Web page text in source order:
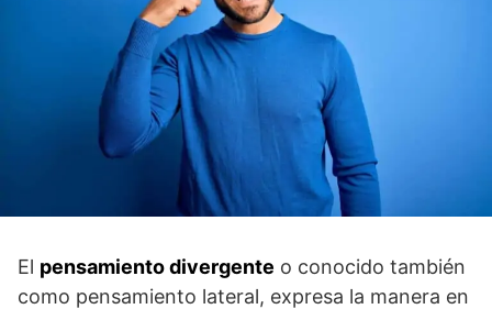
El pensamiento divergente o conocido también
como pensamiento lateral, expresa la manera en